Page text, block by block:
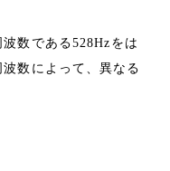
数である528Hzをは
数によって、異なる